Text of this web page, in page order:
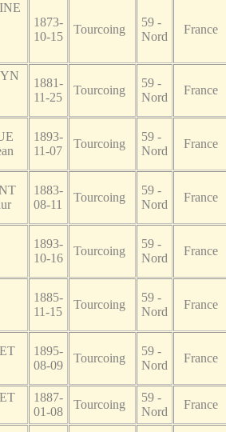
1873-
10-15
Tourcoing
59 -
Nord
France
1881-
11-25
Tourcoing
59 -
Nord
France
1893-
11-07
Tourcoing
59 -
Nord
France
1883-
08-11
Tourcoing
59 -
Nord
France
1893-
10-16
Tourcoing
59 -
Nord
France
1885-
11-15
Tourcoing
59 -
Nord
France
1895-
08-09
Tourcoing
59 -
Nord
France
1887-
01-08
Tourcoing
59 -
Nord
France